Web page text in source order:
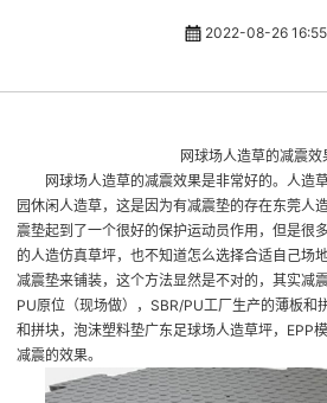
2022-08-26
网球场人造草的减震效
网球场人造草的减震效果是非常好的。人造
园休闲人造草，这是因为有减震垫的存在东莞人
震垫起到了一个很好的保护运动员作用，但是很
的人造仿真草坪，也不知道怎么选择合适自己场
减震垫来铺装，这个方法显然是不对的，其实减
PU原位（现场做），SBR/PU工厂生产的薄板和
和拼块，泡沫塑料垫广东足球场人造草坪，EPP
减震的效果。